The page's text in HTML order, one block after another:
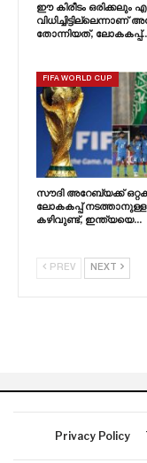
ഈ കിരീടം ഒരിക്കലും
വിധിച്ചിട്ടില്ലെന്നാണ്
തോന്നിയത്,
FIFA WORLD CUP
സൗദി അറേബ്യക്ക്
ലോകകപ്പ് നടത്താനുള്ള
കഴിവുണ്ട്, ഇന്ത്യയെ…
PREV NEXT
Privacy Policy